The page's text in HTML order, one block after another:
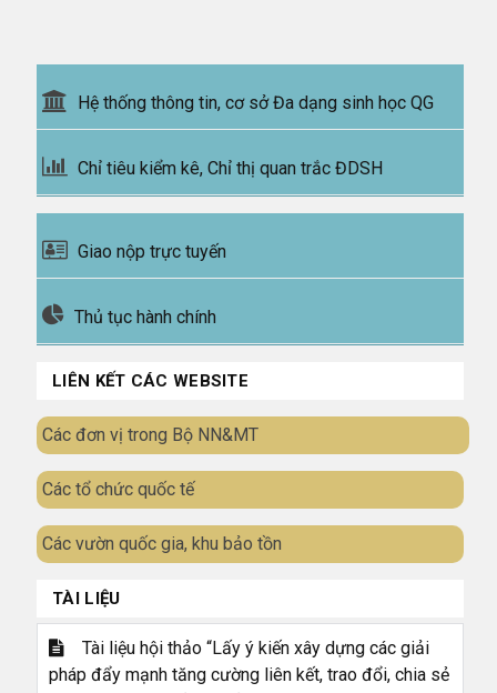
Hệ thống thông tin, cơ sở Đa dạng sinh học QG
Chỉ tiêu kiểm kê, Chỉ thị quan trắc ĐDSH
Giao nộp trực tuyến
Thủ tục hành chính
LIÊN KẾT CÁC WEBSITE
Các đơn vị trong Bộ NN&MT
Các tổ chức quốc tế
Các vườn quốc gia, khu bảo tồn
TÀI LIỆU
Tài liệu hội thảo “Lấy ý kiến xây dựng các giải
pháp đẩy mạnh tăng cường liên kết, trao đổi, chia sẻ